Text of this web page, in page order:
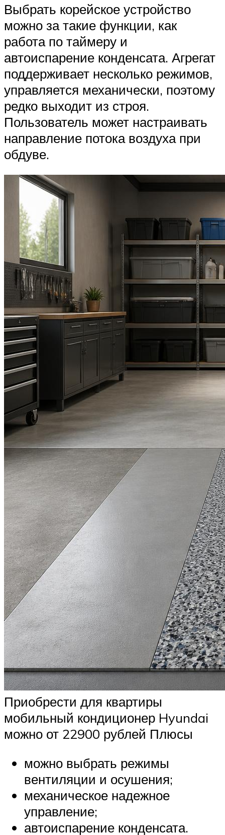
Выбрать корейское устройство
можно за такие функции, как
работа по таймеру и
автоиспарение конденсата. Агрегат
поддерживает несколько режимов,
управляется механически, поэтому
редко выходит из строя.
Пользователь может настраивать
направление потока воздуха при
обдуве.
Приобрести для квартиры
мобильный кондиционер Hyundai
можно от 22900 рублей Плюсы
можно выбрать режимы
вентиляции и осушения;
механическое надежное
управление;
автоиспарение конденсата.